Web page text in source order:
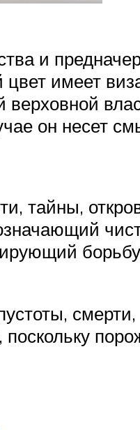
и
имеет
он несет
тайны,
смерти,